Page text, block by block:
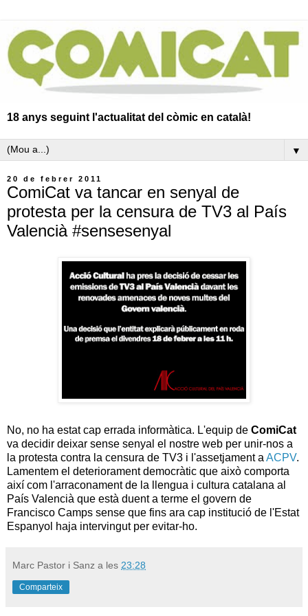
18 anys seguint l'actualitat del còmic en català!
▼
20 de febrer 2011
ComiCat va tancar en senyal de
protesta per la censura de TV3 al País
Valencià #sensesenyal
No, no ha estat cap errada informàtica. L'equip de ComiCat
va decidir deixar sense senyal el nostre web per unir-nos a
la protesta contra la censura de TV3 i l'assetjament a ACPV.
Lamentem el deteriorament democràtic que això comporta
així com l'arraconament de la llengua i cultura catalana al
País Valencià que està duent a terme el govern de
Francisco Camps sense que fins ara cap institució de l'Estat
Espanyol haja intervingut per evitar-ho.
Marc Pastor i Sanz a les 23:28
Comparteix